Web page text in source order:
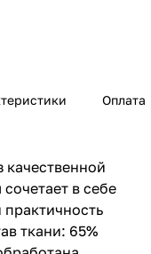
Оплата
в себе
ткани: 65%